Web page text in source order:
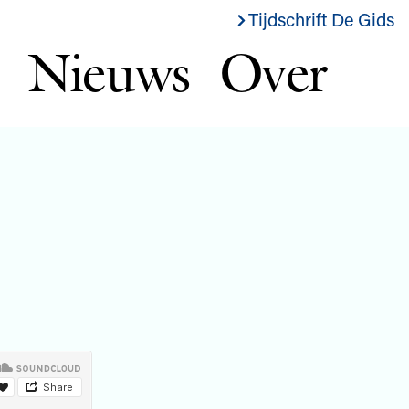
Tijdschrift De Gids
Nieuws Over